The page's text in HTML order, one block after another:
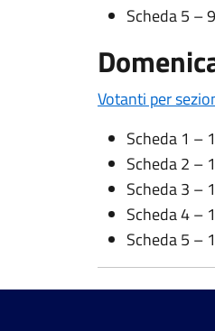
Scheda 5 –
Votanti per
Scheda 1 –
Scheda 2 –
Scheda 3 –
Scheda 4 –
Scheda 5 –